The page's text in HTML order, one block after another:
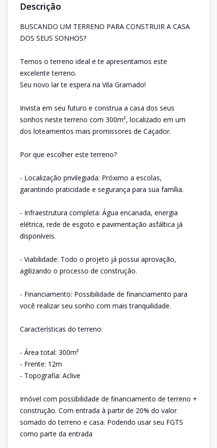
Descrição
BUSCANDO UM TERRENO PARA CONSTRUIR A CASA
DOS SEUS SONHOS?
Temos o terreno ideal e te apresentamos este
excelente terreno.
Seu novo lar te espera na Vila Gramado!
Invista em seu futuro e construa a casa dos seus
sonhos neste terreno com 300m², localizado em um
dos loteamentos mais promissores de Caçador.
Por que escolher este terreno?
- Localização privilegiada: Próximo a escolas,
garantindo praticidade e segurança para sua família.
- Infraestrutura completa: Água encanada, energia
elétrica, rede de esgoto e pavimentação asfáltica já
disponíveis.
- Viabilidade: Todo o projeto já possui aprovação,
agilizando o processo de construção.
- Financiamento: Possibilidade de financiamento para
você realizar seu sonho com mais tranquilidade.
Características do terreno:
- Área total: 300m²
- Frente: 12m
- Topografia: Aclive
Imóvel com possibilidade de financiamento de terreno +
construção. Com entrada à partir de 20% do valor
somado do terreno e casa. Podendo usar seu FGTS
como parte da entrada